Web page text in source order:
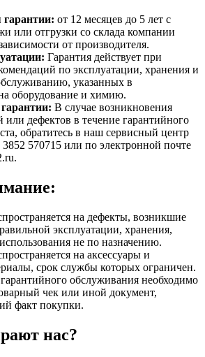
гарантии: от 12 месяцев до 5 лет с
или отгрузки со склада компании
от производителя.
Гарантия действует при
по эксплуатации, хранения и
указанных в
оборудование и химию.
В случае возникновения
или дефектов в течение гарантийного
обратитесь в наш сервисный центр
570715 или по электронной почте
на дефекты, возникшие
эксплуатации, хранения,
не по назначению.
на аксессуары и
срок службы которых ограничен.
обслуживания необходимо
чек или иной документ,
факт покупки.
нас?